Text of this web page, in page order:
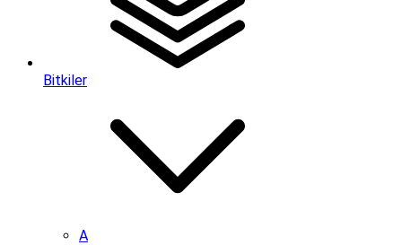
Bitkiler
A